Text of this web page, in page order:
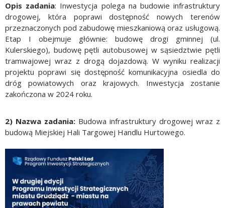
Opis zadania: Inwestycja polega na budowie infrastruktury
drogowej, która poprawi dostępność nowych terenów
przeznaczonych pod zabudowę mieszkaniową oraz usługową.
Etap I obejmuje głównie: budowę drogi gminnej (ul.
Kulerskiego), budowę pętli autobusowej w sąsiedztwie pętli
tramwajowej wraz z drogą dojazdową. W wyniku realizacji
projektu poprawi się dostępność komunikacyjna osiedla do
dróg powiatowych oraz krajowych. Inwestycja zostanie
zakończona w 2024 roku.
2) Nazwa zadania: Budowa infrastruktury drogowej wraz z
budową Miejskiej Hali Targowej Handlu Hurtowego.